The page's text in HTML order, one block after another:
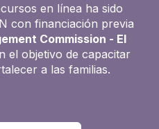
en línea ha sido
con financiación previa
Commission - El
el objetivo de capacitar
a las familias.